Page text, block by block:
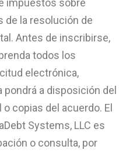
impuestos sobre
la resolución de
Antes de inscribirse,
todos los
electrónica,
a disposición del
copias del acuerdo. El
Systems, LLC es
o consulta, por